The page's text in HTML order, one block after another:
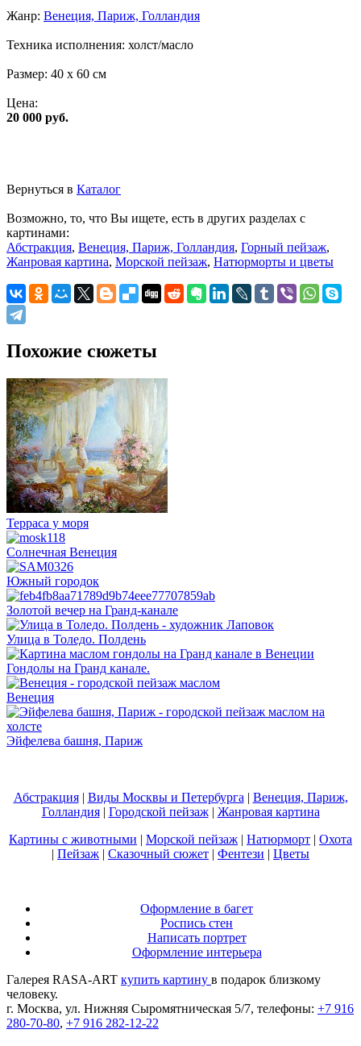
Жанр: Венеция, Париж, Голландия
Техника исполнения: холст/масло
Размер: 40 x 60 см
Цена:
20 000 руб.
Вернуться в Каталог
Возможно, то, что Вы ищете, есть в других разделах с
картинами:
Абстракция, Венеция, Париж, Голландия, Горный пейзаж,
Жанровая картина, Морской пейзаж, Натюрморты и цветы
Похожие сюжеты
Терраса у моря
Солнечная Венеция
Южный городок
Золотой вечер на Гранд-канале
Улица в Толедо. Полдень
Гондолы на Гранд канале.
Венеция
Эйфелева башня, Париж
Абстракция| Виды Москвы и Петербурга | Венеция, Париж,
Голландия| Городской пейзаж| Жанровая картина
Картины с животными | Морской пейзаж | Натюрморт | Охота
| Пейзаж | Сказочный сюжет | Фентези | Цветы
Оформление в багет
Роспись стен
Написать портрет
Оформление интерьера
Галерея RASA-ART купить картину в подарок близкому
человеку.
г. Москва, ул. Нижняя Сыромятническая 5/7, телефоны: +7 916
280-70-80, +7 916 282-12-22